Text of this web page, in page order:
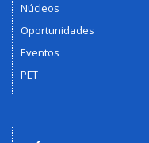
Núcleos
Oportunidades
Eventos
PET